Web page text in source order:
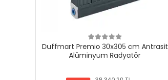
Duffmart Premio 30x305 cm Antrasit
Alüminyum Radyatör